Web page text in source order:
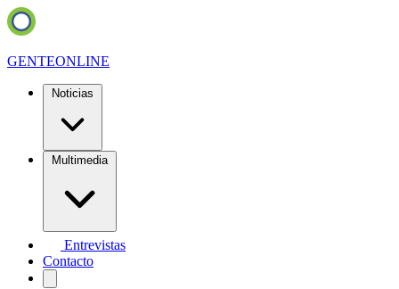
GENTEONLINE
Noticias
Multimedia
Entrevistas
Contacto